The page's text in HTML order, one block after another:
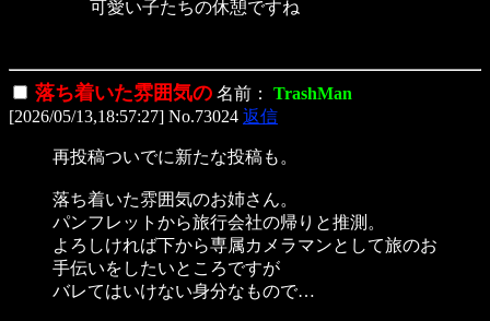
可愛い子たちの休憩ですね
落ち着いた雰囲気の 名前：
TrashMan
[2026/05/13,18:57:27] No.73024 返信
再投稿ついでに新たな投稿も。
落ち着いた雰囲気のお姉さん。
パンフレットから旅行会社の帰りと推測。
よろしければ下から専属カメラマンとして旅のお
手伝いをしたいところですが
バレてはいけない身分なもので…